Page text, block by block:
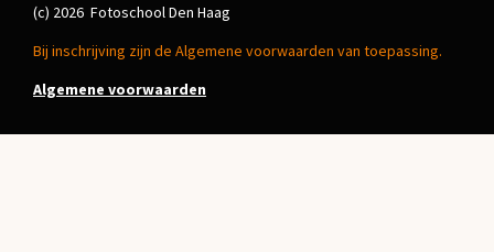
(c) 2026 Fotoschool Den Haag
Bij inschrijving zijn de Algemene voorwaarden van toepassing.
Algemene voorwaarden